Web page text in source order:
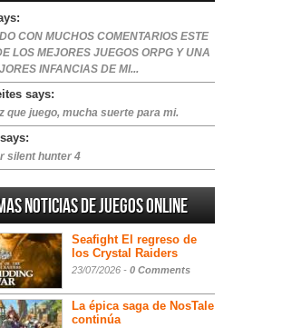
CON MUCHOS COMENTARIOS ESTE
LOS MEJORES JUEGOS ORPG Y UNA
INFANCIAS DE MI...
says:
que juego, mucha suerte para mi.
silent hunter 4
noticias de juegos online
Seafight El regreso de
los Crystal Raiders
23/07/2026 - 0 Comments
La épica saga de NosTale
continúa